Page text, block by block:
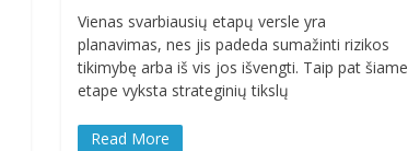
Vienas svarbiausių etapų versle yra
planavimas, nes jis padeda sumažinti rizikos
tikimybę arba iš vis jos išvengti. Taip pat šiame
etape vyksta strateginių tikslų
Read More